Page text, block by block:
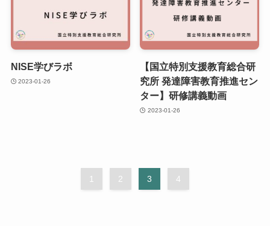
NISE学びラボ
2023-01-26
【国立特別支援教育総合研
究所 発達障害教育推進セン
ター】研修講義動画
2023-01-26
1 2 3 4